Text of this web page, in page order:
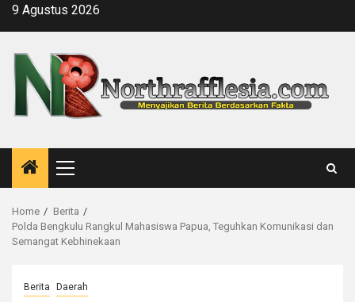
Skip9 Agustus 2026
Primary
Menu
Home
Berita
Polda Bengkulu Rangkul Mahasiswa Papua, Teguhkan Komunikasi dan
Semangat Kebhinekaan
Berita Daerah